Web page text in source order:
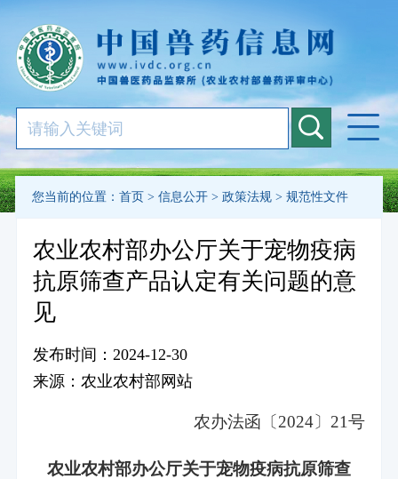
您当前的位置： 首页> 信息公开> 政策法规> 规范性文件
农业农村部办公厅关于宠物疫病
抗原筛查产品认定有关问题的意
见
发布时间：2024-12-30
来源：农业农村部网站
农办法函〔2024〕21号
农业农村部办公厅关于宠物疫病抗原筛查